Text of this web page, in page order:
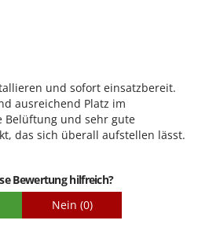
und sofort einsatzbereit.
ausreichend Platz im
Belüftung und sehr gute
das sich überall aufstellen lässt.
Bewertung hilfreich?
Nein (0)